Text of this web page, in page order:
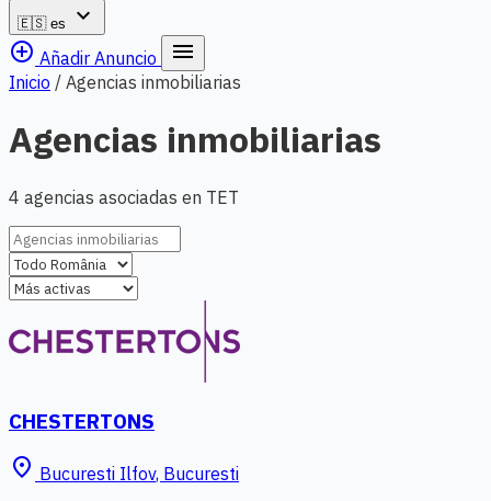
🇪🇸 es
expand_more
add_circle_outline Añadir Anuncio menu
Inicio / Agencias inmobiliarias
Agencias inmobiliarias
4 agencias asociadas en TET
CHESTERTONS
place Bucuresti Ilfov, Bucuresti